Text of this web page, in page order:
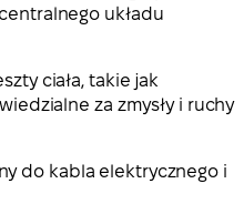
układu
ciała, takie jak
za zmysły i ruchy
do kabla elektrycznego i